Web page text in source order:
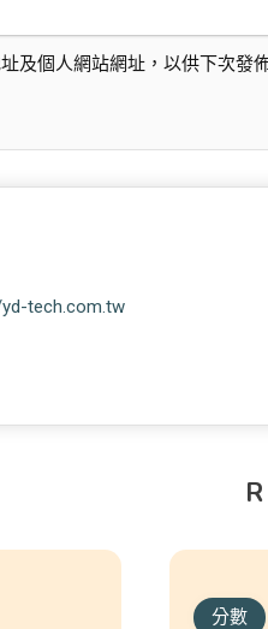
及個人網站網址，以供下次發
tech.com.tw
分數